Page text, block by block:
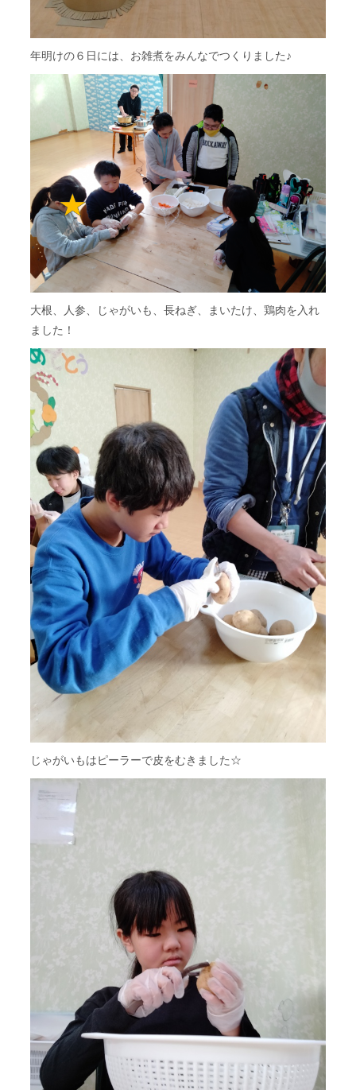
年明けの６日には、お雑煮をみんなでつくりました♪
大根、人参、じゃがいも、長ねぎ、まいたけ、鶏肉を入れ
ました！
じゃがいもはピーラーで皮をむきました☆